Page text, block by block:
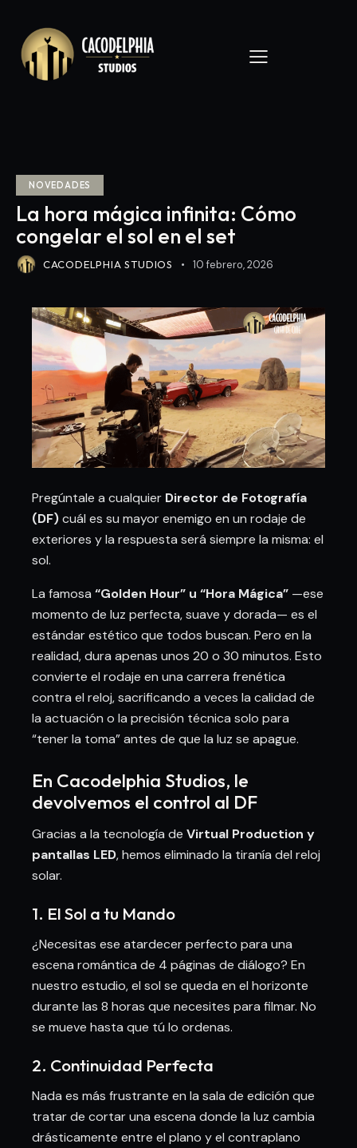
NOVEDADES
La hora mágica infinita: Cómo
congelar el sol en el set
CACODELPHIA STUDIOS 10 febrero, 2026
Pregúntale a cualquier Director de Fotografía
(DF)cuál es su mayor enemigo en un rodaje de
exteriores y la respuesta será siempre la misma: el
sol.
La famosa “Golden Hour” u “Hora Mágica” —ese
momento de luz perfecta, suave y dorada— es el
estándar estético que todos buscan. Pero en la
realidad, dura apenas unos 20 o 30 minutos. Esto
convierte el rodaje en una carrera frenética
contra el reloj, sacrificando a veces la calidad de
la actuación o la precisión técnica solo para
“tener la toma” antes de que la luz se apague.
En Cacodelphia Studios, le
devolvemos el control al DF
Gracias a la tecnología de Virtual Production y
pantallas LED, hemos eliminado la tiranía del reloj
solar.
1. El Sol a tu Mando
¿Necesitas ese atardecer perfecto para una
escena romántica de 4 páginas de diálogo? En
nuestro estudio, el sol se queda en el horizonte
durante las 8 horas que necesites para filmar. No
se mueve hasta que tú lo ordenas.
2. Continuidad Perfecta
Nada es más frustrante en la sala de edición que
tratar de cortar una escena donde la luz cambia
drásticamente entre el plano y el contraplano